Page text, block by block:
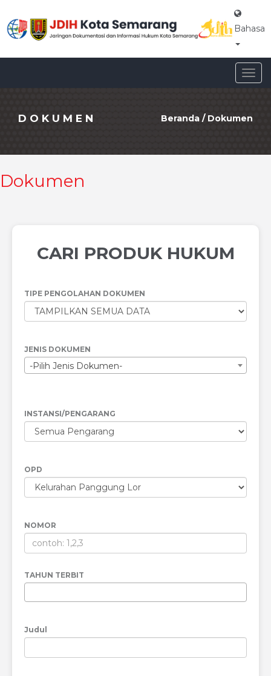
Bahasa
DOKUMEN Beranda / Dokumen
Dokumen
CARI PRODUK HUKUM
TIPE PENGOLAHAN DOKUMEN
JENIS DOKUMEN
-Pilih Jenis Dokumen-
INSTANSI/PENGARANG
OPD
NOMOR
TAHUN TERBIT
Judul